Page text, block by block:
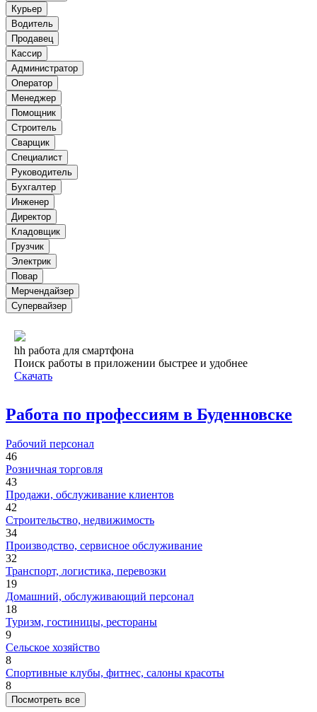
Курьер
Водитель
Продавец
Кассир
Администратор
Оператор
Менеджер
Помощник
Строитель
Сварщик
Специалист
Руководитель
Бухгалтер
Инженер
Директор
Кладовщик
Грузчик
Электрик
Повар
Мерчендайзер
Супервайзер
hh работа для смартфона
Поиск работы в приложении быстрее и удобнее
Скачать
Работа по профессиям в Буденновске
Рабочий персонал
46
Розничная торговля
43
Продажи, обслуживание клиентов
42
Строительство, недвижимость
34
Производство, сервисное обслуживание
32
Транспорт, логистика, перевозки
19
Домашний, обслуживающий персонал
18
Туризм, гостиницы, рестораны
9
Сельское хозяйство
8
Спортивные клубы, фитнес, салоны красоты
8
Посмотреть все